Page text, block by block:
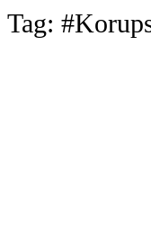
Tag: